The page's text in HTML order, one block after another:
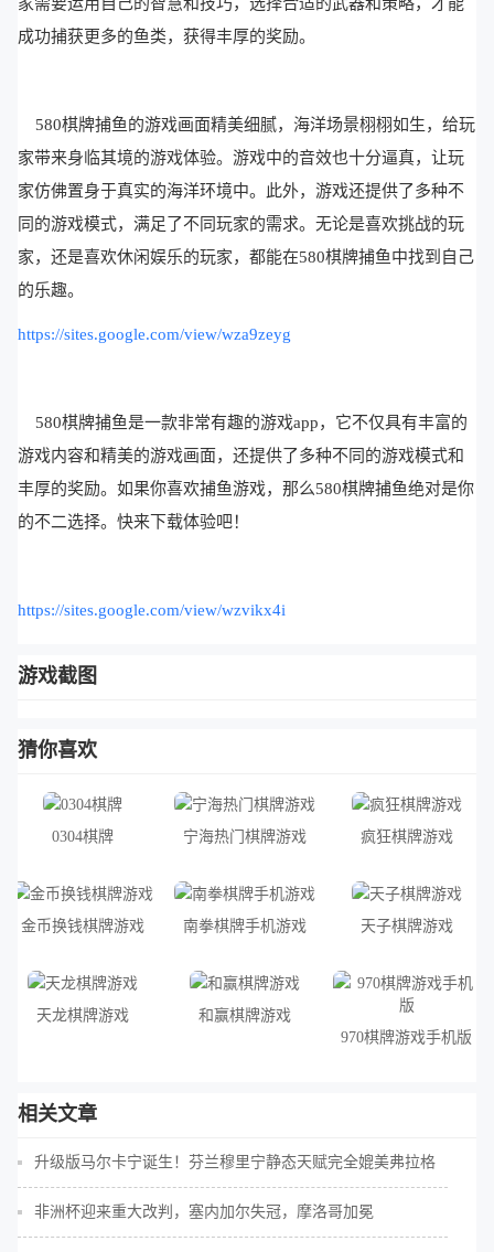
成功捕获更多的鱼类，获得丰厚的奖励。
580棋牌捕鱼的游戏画面精美细腻，海洋场景栩栩如生，给玩
家带来身临其境的游戏体验。游戏中的音效也十分逼真，让玩
家仿佛置身于真实的海洋环境中。此外，游戏还提供了多种不
同的游戏模式，满足了不同玩家的需求。无论是喜欢挑战的玩
家，还是喜欢休闲娱乐的玩家，都能在580棋牌捕鱼中找到自己
的乐趣。
https://sites.google.com/view/wza9zeyg
580棋牌捕鱼是一款非常有趣的游戏app，它不仅具有丰富的
游戏内容和精美的游戏画面，还提供了多种不同的游戏模式和
丰厚的奖励。如果你喜欢捕鱼游戏，那么580棋牌捕鱼绝对是你
的不二选择。快来下载体验吧！
https://sites.google.com/view/wzvikx4i
游戏截图
猜你喜欢
0304棋牌 宁海热门棋牌游戏 疯狂棋牌游戏
金币换钱棋牌游戏 南拳棋牌手机游戏 天子棋牌游戏
天龙棋牌游戏
和赢棋牌游戏
970棋牌游戏手机版
相关文章
升级版马尔卡宁诞生！芬兰穆里宁静态天赋完全媲美弗拉格
非洲杯迎来重大改判，塞内加尔失冠，摩洛哥加冕